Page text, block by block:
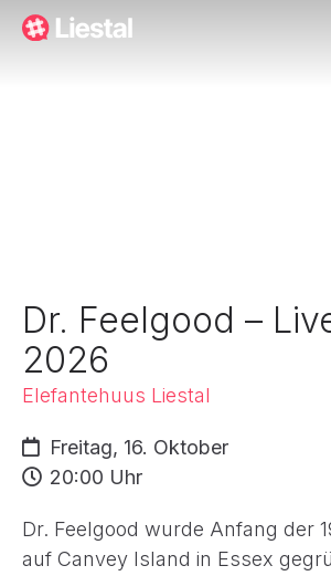
Dr. Feelgood –
2026
Elefantehuus Liestal
Freitag, 16. Oktober
20:00 Uhr
Dr. Feelgood wurde Anfang der
auf Canvey Island in Essex